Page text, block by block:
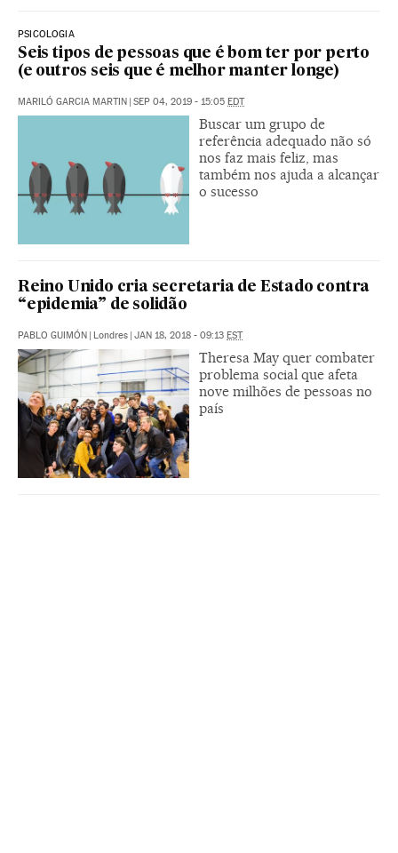
PSICOLOGIA
Seis tipos de pessoas que é bom ter por perto
(e outros seis que é melhor manter longe)
MARILÓ GARCIA MARTIN SEP 04, 2019 - 15:05 EDT
Buscar um grupo de
referência adequado não só
nos faz mais feliz, mas
também nos ajuda a alcançar
o sucesso
Reino Unido cria secretaria de Estado contra
“epidemia” de solidão
PABLO GUIMÓN | Londres | JAN 18, 2018 - 09:13 EST
Theresa May quer combater
problema social que afeta
nove milhões de pessoas no
país